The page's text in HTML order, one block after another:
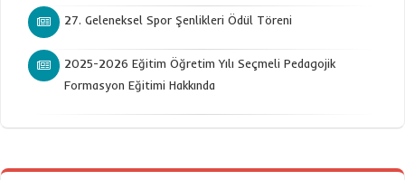
27. Geleneksel Spor Şenlikleri Ödül Töreni
2025-2026 Eğitim Öğretim Yılı Seçmeli Pedagojik
Formasyon Eğitimi Hakkında